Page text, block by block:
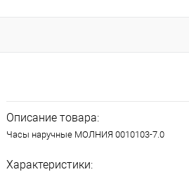
Описание товара:
Часы наручные МОЛНИЯ 0010103-7.0
Характеристики: